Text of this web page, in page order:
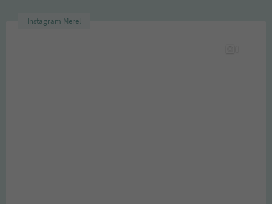
Instagram Merel